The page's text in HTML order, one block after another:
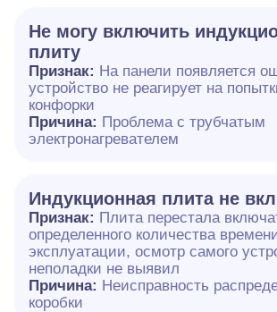
Не могу включить
плиту
Признак: На панели появляется
устройство не реагирует на
конфорки
Причина: Проблема с трубчатым
электронагревателем
Индукционная плита не
Признак: Плита перестала
определенного количества
эксплуатации, осмотр самого
неполадки не выявил
Причина: Неисправность
коробки